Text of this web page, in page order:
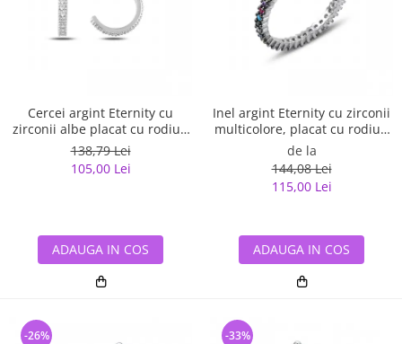
Cercei argint Eternity cu
zirconii albe placat cu rodiu -
ETU0153
138,79 Lei
105,00 Lei
ADAUGA IN COS
Inel argint Eternity cu zirconii
multicolore, placat cu rodiu -
ITU0229
de la
144,08 Lei
115,00 Lei
ADAUGA IN COS
-26% -33%